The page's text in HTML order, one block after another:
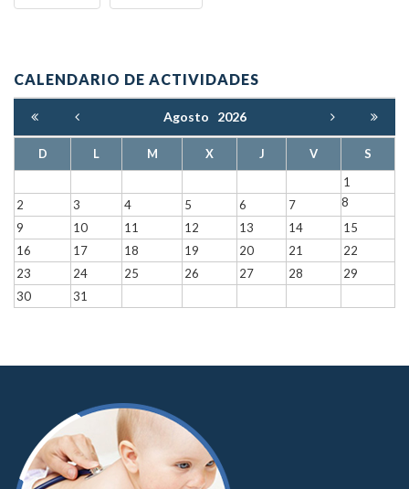
CALENDARIO DE ACTIVIDADES
Agosto 2026
D L M X J V
S
1
2
3 4 5 6 7
8
9
10 11 12 13 14
15
16
17 18 19 20 21
22
23
24 25 26 27 28
29
30
31